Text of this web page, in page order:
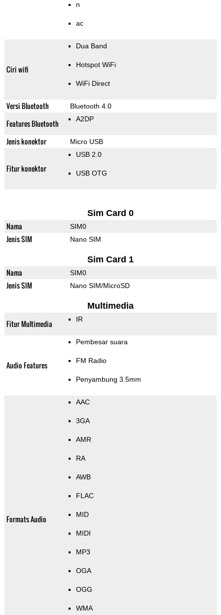
n
ac
Ciri wifi
Dua Band
Hotspot WiFi
WiFi Direct
Versi Bluetooth Bluetooth 4.0
Features Bluetooth A2DP
Jenis konektor Micro USB
Fitur konektor
USB 2.0
USB OTG
Sim Card 0
Nama SIM0
Jenis SIM Nano SIM
Sim Card 1
Nama SIM0
Jenis SIM Nano SIM/MicroSD
Multimedia
Fitur Multimedia IR
Audio Features
Pembesar suara
FM Radio
Penyambung 3.5mm
Formats Audio
AAC
3GA
AMR
RA
AWB
FLAC
MID
MIDI
MP3
OGA
OGG
WMA